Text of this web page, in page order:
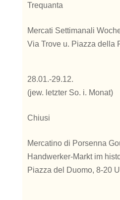
Trequanta
Mercati Settimanali
Via Trove u. Piazza della
28.01.-29.12.
(jew. letzter So. i. Monat)
Chiusi
Mercatino di Porsenna
Handwerker-Markt im
Piazza del Duomo, 8-20